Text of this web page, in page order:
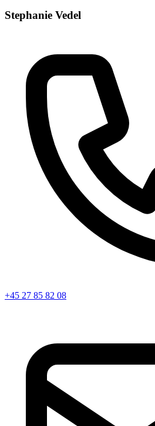
Stephanie Vedel
+45 27 85 82 08